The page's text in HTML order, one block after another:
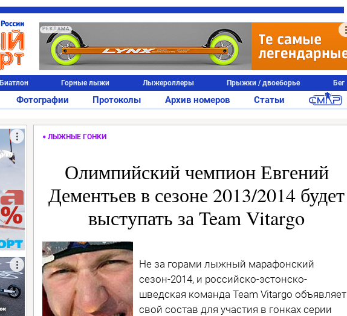
РЕКЛАМА
Биатлон Горные лыжи Лыжероллеры Прыжки / двоеборье Бег
Фотографии Протоколы Архив номеров Статьи
ЛЫЖНЫЕ ГОНКИ
Олимпийский чемпион Евгений
Дементьев в сезоне 2013/2014 будет
выступать за Team Vitargo
Не за горами лыжный марафонский
сезон-2014, и российско-эстонско-
шведская команда Team Vitargo объявляет
свой состав для участия в гонках серии